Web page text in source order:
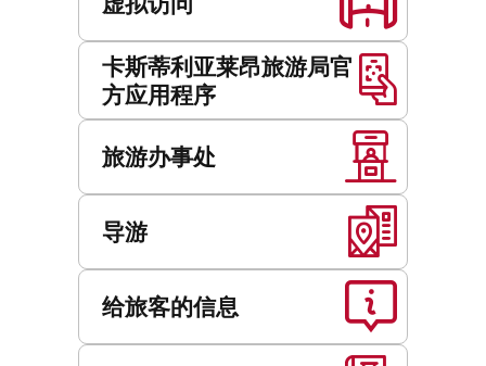
卡斯蒂利亚莱昂旅游局官
方应用程序
旅游办事处
导游
给旅客的信息